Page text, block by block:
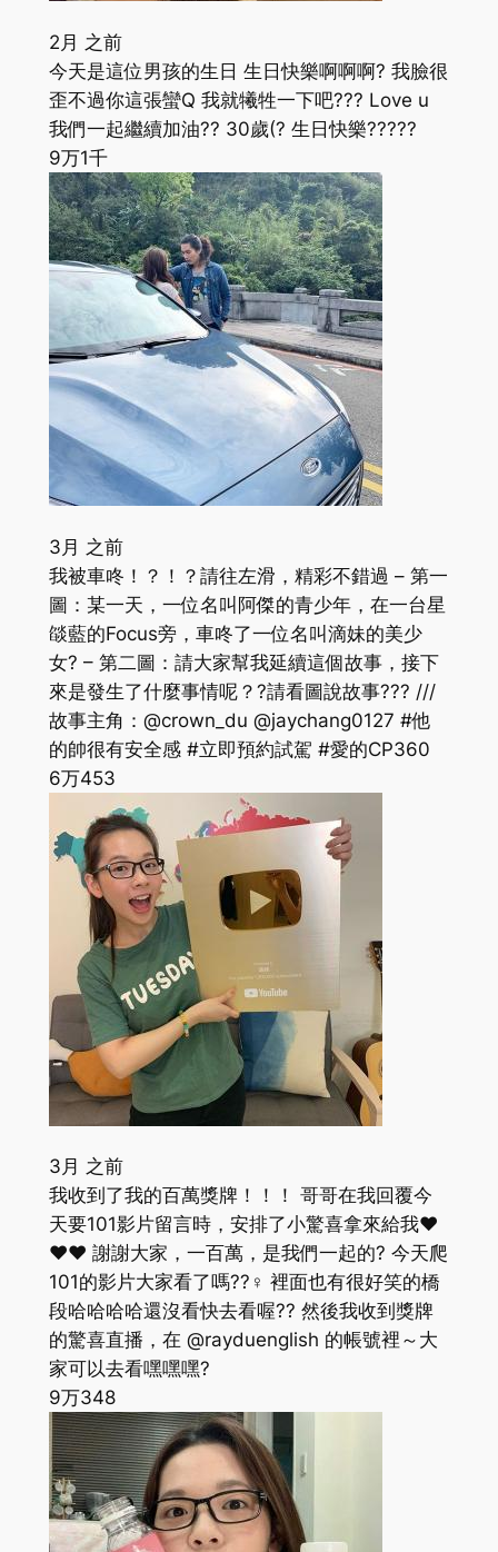
2月 之前
今天是這位男孩的生日 生日快樂啊啊啊? 我臉很
歪不過你這張蠻Q 我就犧牲一下吧??? Love u
我們一起繼續加油?? 30歲(? 生日快樂?????
9万1千
3月 之前
我被車咚！？！？請往左滑，精彩不錯過 – 第一
圖：某一天，一位名叫阿傑的青少年，在一台星
燄藍的Focus旁，車咚了一位名叫滴妹的美少
女? – 第二圖：請大家幫我延續這個故事，接下
來是發生了什麼事情呢？?請看圖說故事??? ///
故事主角：@crown_du @jaychang0127 #他
的帥很有安全感 #立即預約試駕 #愛的CP360
6万453
3月 之前
我收到了我的百萬獎牌！！！ 哥哥在我回覆今
天要101影片留言時，安排了小驚喜拿來給我❤️
❤️❤️ 謝謝大家，一百萬，是我們一起的? 今天爬
101的影片大家看了嗎??‍♀️ 裡面也有很好笑的橋
段哈哈哈哈還沒看快去看喔?? 然後我收到獎牌
的驚喜直播，在 @rayduenglish 的帳號裡～大
家可以去看嘿嘿嘿?
9万348